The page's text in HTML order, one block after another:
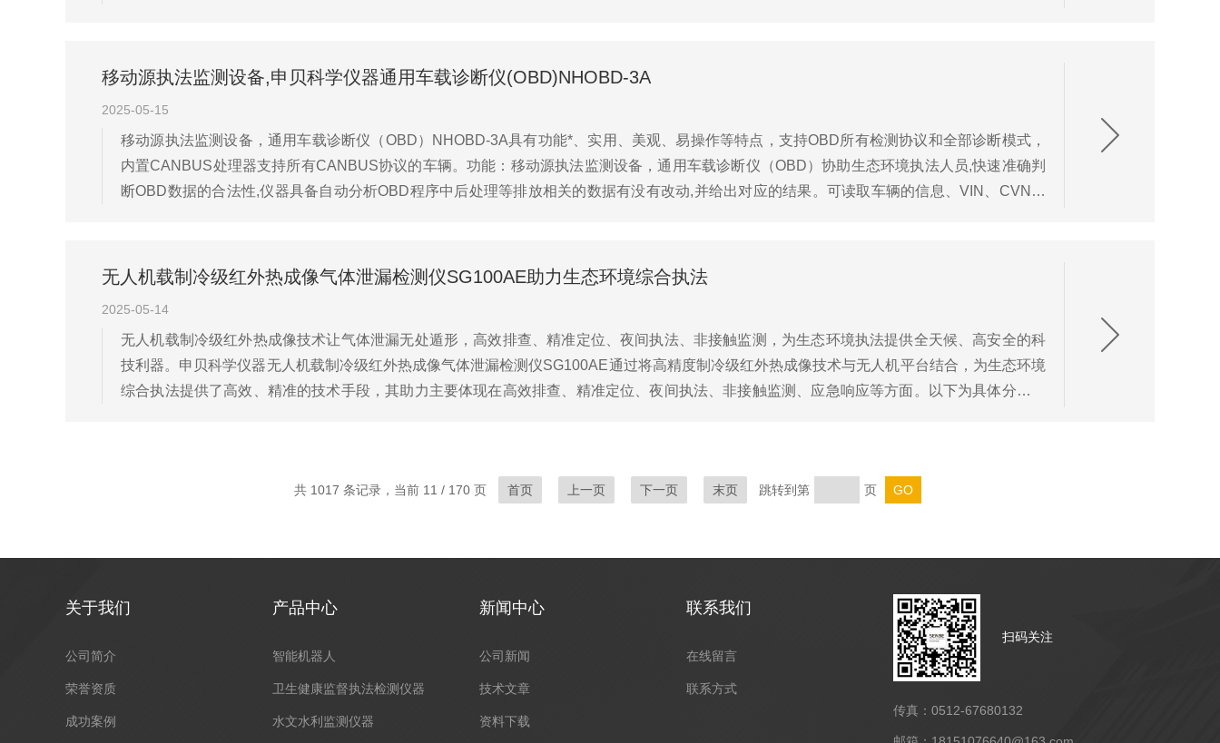
移动源执法监测设备,申贝科学仪器通用车载诊断仪(OBD)NHOBD-3A
2025-05-15
移动源执法监测设备，通用车载诊断仪（OBD）NHOBD-3A具有功能*、实用、美观、易操作等特点，支持OBD所有检测协议和全部诊断模式，
内置CANBUS处理器支持所有CANBUS协议的车辆。功能：移动源执法监测设备，通用车载诊断仪（OBD）协助生态环境执法⼈员,快速准确判
断OBD数据的合法性,仪器具备⾃动分析OBD程序中后处理等排放相关的数据有没有改动,并给出对应的结果。可读取⻋辆的信息、VIN、CVN、
无人机载制冷级红外热成像气体泄漏检测仪SG100AE助力生态环境综合执法
2025-05-14
无人机载制冷级红外热成像技术让气体泄漏无处遁形，高效排查、精准定位、夜间执法、非接触监测，为生态环境执法提供全天候、高安全的科
技利器。申贝科学仪器无人机载制冷级红外热成像气体泄漏检测仪SG100AE通过将高精度制冷级红外热成像技术与无人机平台结合，为生态环境
综合执法提供了高效、精准的技术手段，其助力主要体现在高效排查、精准定位、夜间执法、非接触监测、应急响应等方面。以下为具体分析：
共 1017 条记录，当前 11 / 170 页 首页 上一页 下一页 末页 跳转到第 页
关于我们
公司简介
荣誉资质
成功案例
产品中心
智能机器人
卫生健康监督执法检测仪器
水文水利监测仪器
新闻中心
公司新闻
技术文章
资料下载
联系我们
在线留言
联系方式
扫码关注
传真：0512-67680132